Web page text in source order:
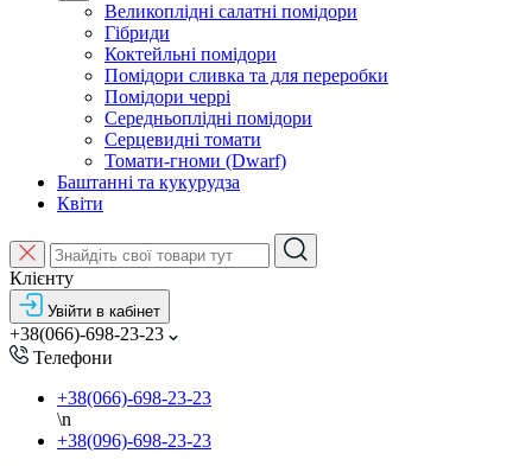
Великоплідні салатні помідори
Гібриди
Коктейльні помідори
Помідори сливка та для переробки
Помідори черрі
Середньоплідні помідори
Серцевидні томати
Томати-гноми (Dwarf)
Баштанні та кукурудза
Квіти
Клієнту
Увійти в кабінет
+38(066)-698-23-23
Телефони
+38(066)-698-23-23
\n
+38(096)-698-23-23